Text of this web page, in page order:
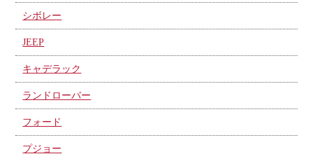
シボレー
JEEP
キャデラック
ランドローバー
フォード
プジョー